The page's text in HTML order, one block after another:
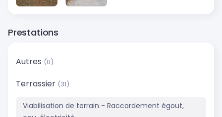
Prestations
Autres (0)
Terrassier (31)
Viabilisation de terrain - Raccordement égout,